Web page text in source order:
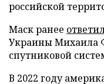
российской
Маск ранее
Украины Михаила
спутниковой
В 2022 году